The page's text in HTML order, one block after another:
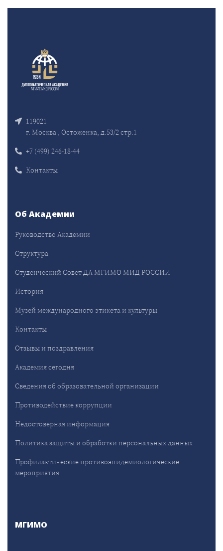
119021
г. Москва , Остоженка, д.53/2 стр.1
+7 (499) 246-18-44
Контакты
Об Академии
Руководство Академии
Структура
Студенческий Совет ДА МГИМО МИД РОССИИ
История
Музей международного этикета и культуры
Контакты
Отзывы и поздравления
Академия сегодня
Сведения об образовательной организации
Противодействие коррупции
Недостоверная информация
Политика защиты и обработки персональных данных
Профилактические противоэпидемиологические
мероприятия
МГИМО